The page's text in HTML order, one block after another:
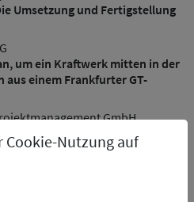
Umsetzung und Fertigstellung
um ein Kraftwerk mitten in der
aus einem Frankfurter GT-
GmbH
für alle? – Die Kunst,
und Behörden unter einen Hut
Cookie-Nutzung auf